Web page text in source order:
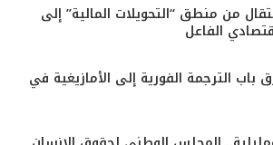
من منطق “التحويلات المالية” إلى
الفاعل
الترجمة الفورية إلى الأمازيغية في